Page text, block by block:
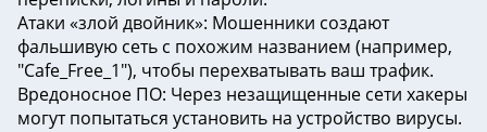
Атаки «злой двойник»: Мошенники создают
фальшивую сеть с похожим названием (например,
"Cafe_Free_1"), чтобы перехватывать ваш трафик.
Вредоносное ПО: Через незащищенные сети хакеры
могут попытаться установить на устройство вирусы.